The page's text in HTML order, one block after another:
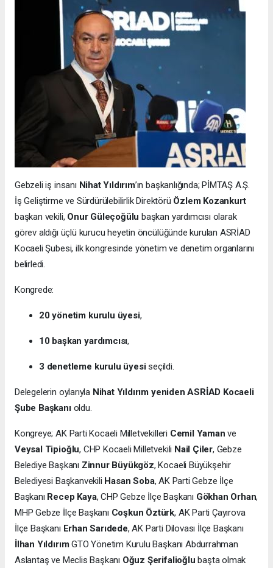
Gebzeli iş insanı Nihat Yıldırım’ın başkanlığında; PİMTAŞ A.Ş.
İş Geliştirme ve Sürdürülebilirlik Direktörü Özlem Kozankurt
başkan vekili, Onur Güleçoğülu başkan yardımcısı olarak
görev aldığı üçlü kurucu heyetin öncülüğünde kurulan ASRİAD
Kocaeli Şubesi, ilk kongresinde yönetim ve denetim organlarını
belirledi.
Kongrede:
20 yönetim kurulu üyesi,
10 başkan yardımcısı,
3 denetleme kurulu üyesiseçildi.
Delegelerin oylarıyla Nihat Yıldırım yeniden ASRİAD Kocaeli
Şube Başkanıoldu.
Kongreye; AK Parti Kocaeli Milletvekilleri Cemil Yaman ve
Veysal Tipioğlu, CHP Kocaeli Milletvekili Nail Çiler, Gebze
Belediye Başkanı Zinnur Büyükgöz, Kocaeli Büyükşehir
Belediyesi Başkanvekili Hasan Soba, AK Parti Gebze İlçe
Başkanı Recep Kaya, CHP Gebze İlçe Başkanı Gökhan Orhan,
MHP Gebze İlçe Başkanı Coşkun Öztürk, AK Parti Çayırova
İlçe Başkanı Erhan Sarıdede, AK Parti Dilovası İlçe Başkanı
İlhan YıldırımGTO Yönetim Kurulu Başkanı Abdurrahman
Aslantaş ve Meclis Başkanı Oğuz Şerifalioğlu başta olmak